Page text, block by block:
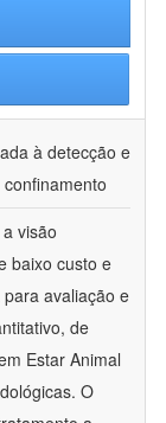
à detecção e
visão
baixo custo e
avaliação e
de
Estar Animal
O